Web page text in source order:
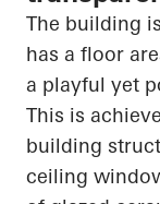
The building
has a floor
a playful yet
This is
building
ceiling